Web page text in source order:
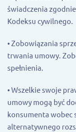
świadczenia
Kodeksu cywilnego.
• Zobowiązania
trwania umowy.
spełnienia.
• Wszelkie swoje
umowy mogą być
konsumenta wobec
alternatywnego